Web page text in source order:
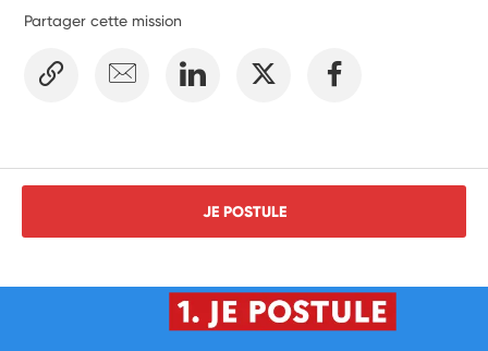
Partager cette mission
JE POSTULE